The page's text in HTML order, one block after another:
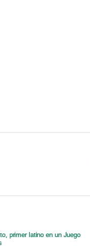
primer latino en un Juego